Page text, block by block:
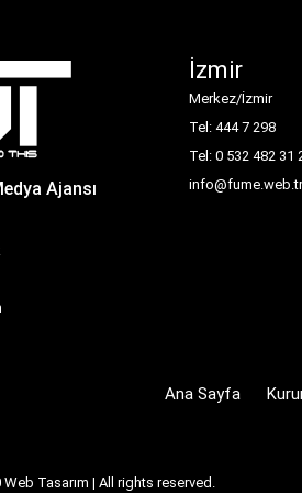
Ajansı
İzmir
Merkez/İzmir
Tel: 444 7 298
Tel: 0 532 482 31
info@fume.web.tr
Ana Sayfa
Web Tasarım | All rights reserved.